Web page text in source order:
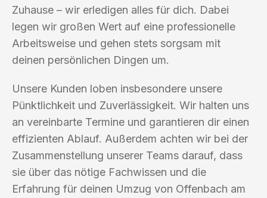
Zuhause – wir erledigen alles für dich. Dabei
legen wir großen Wert auf eine professionelle
Arbeitsweise und gehen stets sorgsam mit
deinen persönlichen Dingen um.
Unsere Kunden loben insbesondere unsere
Pünktlichkeit und Zuverlässigkeit. Wir halten uns
an vereinbarte Termine und garantieren dir einen
effizienten Ablauf. Außerdem achten wir bei der
Zusammenstellung unserer Teams darauf, dass
sie über das nötige Fachwissen und die
Erfahrung für deinen Umzug von Offenbach am